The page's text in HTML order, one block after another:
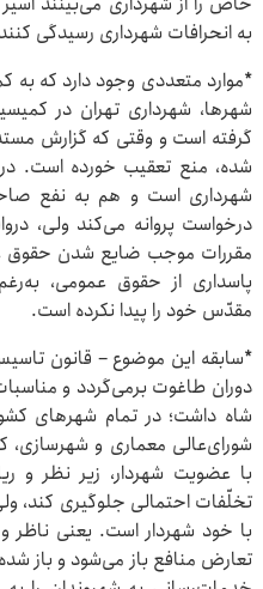
به انحرافات شهرداری رسیدگی
*موارد متعددی وجود دارد که به
گرفته است و وقتی که گزارش
شده، منع تعقیب خورده ‌است. در
شهرداری است و هم به نفع
درخواست پروانه می‌کند ولی،
مقررات موجب ضایع شدن حقوق
پاسداری از حقوق عمومی،
مقدّس خود را پیدا نکرده‌ است.
دوران طاغوت برمی‌گردد و
شورای‌عالی معماری و شهرسازی،
با عضویت شهردار، زیر نظر و
با خود شهردار است. یعنی ناظر
تعارض منافع باز می‌شود و باز